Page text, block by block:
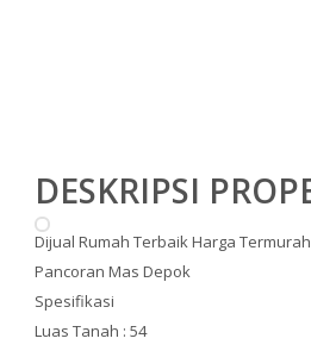
DESKRIPSI
Dijual Rumah Terbaik Harga
Pancoran Mas Depok
Spesifikasi
Luas Tanah : 54